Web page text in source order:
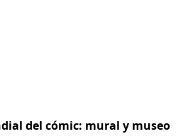
del cómic: mural y museo